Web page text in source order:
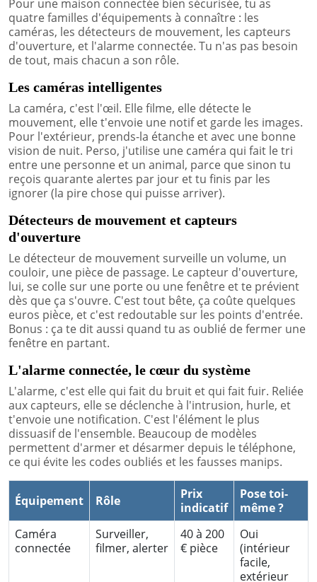
Pour une maison connectée bien sécurisée, tu as
quatre familles d'équipements à connaître : les
caméras, les détecteurs de mouvement, les capteurs
d'ouverture, et l'alarme connectée. Tu n'as pas besoin
de tout, mais chacun a son rôle.
Les caméras intelligentes
La caméra, c'est l'œil. Elle filme, elle détecte le
mouvement, elle t'envoie une notif et garde les images.
Pour l'extérieur, prends-la étanche et avec une bonne
vision de nuit. Perso, j'utilise une caméra qui fait le tri
entre une personne et un animal, parce que sinon tu
reçois quarante alertes par jour et tu finis par les
ignorer (la pire chose qui puisse arriver).
Détecteurs de mouvement et capteurs
d'ouverture
Le détecteur de mouvement surveille un volume, un
couloir, une pièce de passage. Le capteur d'ouverture,
lui, se colle sur une porte ou une fenêtre et te prévient
dès que ça s'ouvre. C'est tout bête, ça coûte quelques
euros pièce, et c'est redoutable sur les points d'entrée.
Bonus : ça te dit aussi quand tu as oublié de fermer une
fenêtre en partant.
L'alarme connectée, le cœur du système
L'alarme, c'est elle qui fait du bruit et qui fait fuir. Reliée
aux capteurs, elle se déclenche à l'intrusion, hurle, et
t'envoie une notification. C'est l'élément le plus
dissuasif de l'ensemble. Beaucoup de modèles
permettent d'armer et désarmer depuis le téléphone,
ce qui évite les codes oubliés et les fausses manips.
Équipement Rôle
Prix
indicatif
Pose toi-
même ?
Caméra
connectée
Surveiller,
filmer, alerter
40 à 200
€ pièce
Oui
(intérieur
facile,
extérieur